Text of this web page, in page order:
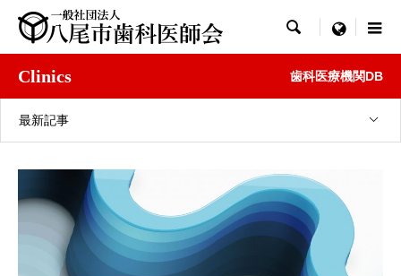
 menu
Clinics 歯科医療機関DB
最新記事